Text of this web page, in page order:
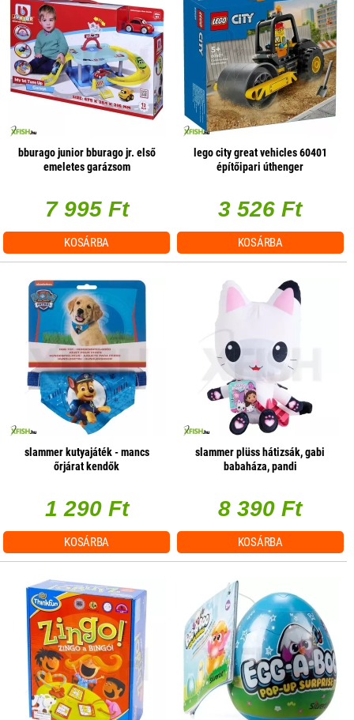
bburago junior bburago jr. első
emeletes garázsom
7 995 Ft
KOSÁRBA
lego city great vehicles 60401
építőipari úthenger
3 526 Ft
KOSÁRBA
slammer kutyajáték - mancs
őrjárat kendők
1 290 Ft
KOSÁRBA
slammer plüss hátizsák, gabi
babaháza, pandi
8 390 Ft
KOSÁRBA